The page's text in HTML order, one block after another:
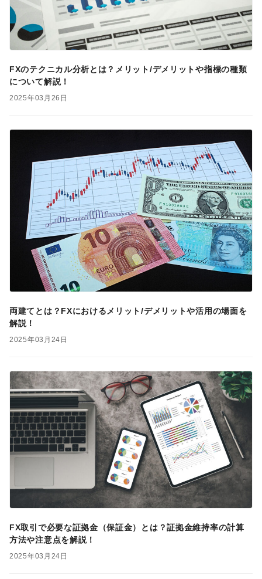
FXのテクニカル分析とは？メリット/デメリットや指標の種類
について解説！
2025年03月26日
両建てとは？FXにおけるメリット/デメリットや活用の場面を
解説！
2025年03月24日
FX取引で必要な証拠金（保証金）とは？証拠金維持率の計算
方法や注意点を解説！
2025年03月24日